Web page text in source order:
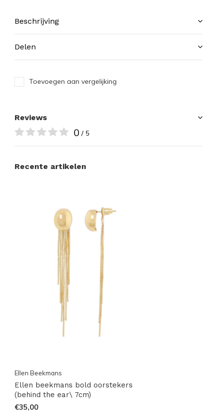
Beschrijving
Delen
Toevoegen aan vergelijking
Reviews
0 / 5
Recente artikelen
Ellen Beekmans
Ellen beekmans bold oorstekers
(behind the ear\ 7cm)
€35,00